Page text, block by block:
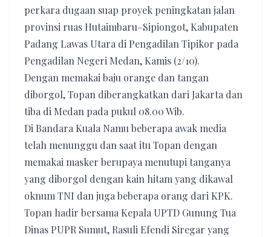
perkara dugaan suap proyek peningkatan jalan
provinsi ruas Hutaimbaru–Sipiongot, Kabupaten
Padang Lawas Utara di Pengadilan Tipikor pada
Pengadilan Negeri Medan, Kamis (2/10).
Dengan memakai baju orange dan tangan
diborgol, Topan diberangkatkan dari Jakarta dan
tiba di Medan pada pukul 08.00 Wib.
Di Bandara Kuala Namu beberapa awak media
telah menunggu dan saat itu Topan dengan
memakai masker berupaya menutupi tanganya
yang diborgol dengan kain hitam yang dikawal
oknum TNI dan juga beberapa orang dari KPK.
Topan hadir bersama Kepala UPTD Gunung Tua
Dinas PUPR Sumut, Rasuli Efendi Siregar yang